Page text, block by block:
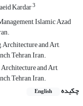
Kardar3
Islamic Azad
and Art,
Tehran, Iran.
and Art,
Tehran, Iran.
چکیده
English